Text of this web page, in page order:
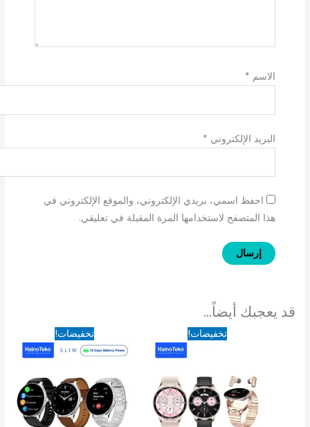
الاسم *
البريد الإلكتروني *
احفظ اسمي، بريدي الإلكتروني، والموقع الإلكتروني في
هذا المتصفح لاستخدامها المرة المقبلة في تعليقي.
قد يعجبك أيضاً…
تخفيضات!
السعر
الأصلي
الحالي
هو:
تخفيضات!
السعر
الأصلي
هو:
الحالي
هو: